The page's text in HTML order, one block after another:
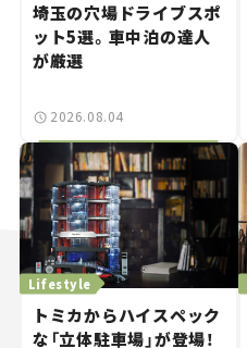
埼玉の穴場ドライブスポ
ット5選。車中泊の達人
が厳選
2026.08.04
トミカからハイスペック
な「立体駐車場」が登場！
Lifestyle